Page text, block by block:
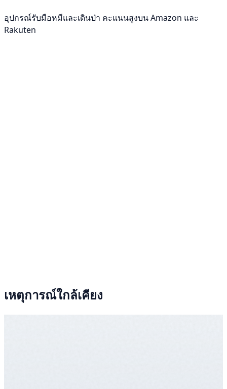
อุปกรณ์รับมือหมีและเดินป่า คะแนนสูงบน Amazon และ
Rakuten
เหตุการณ์ใกล้เคียง